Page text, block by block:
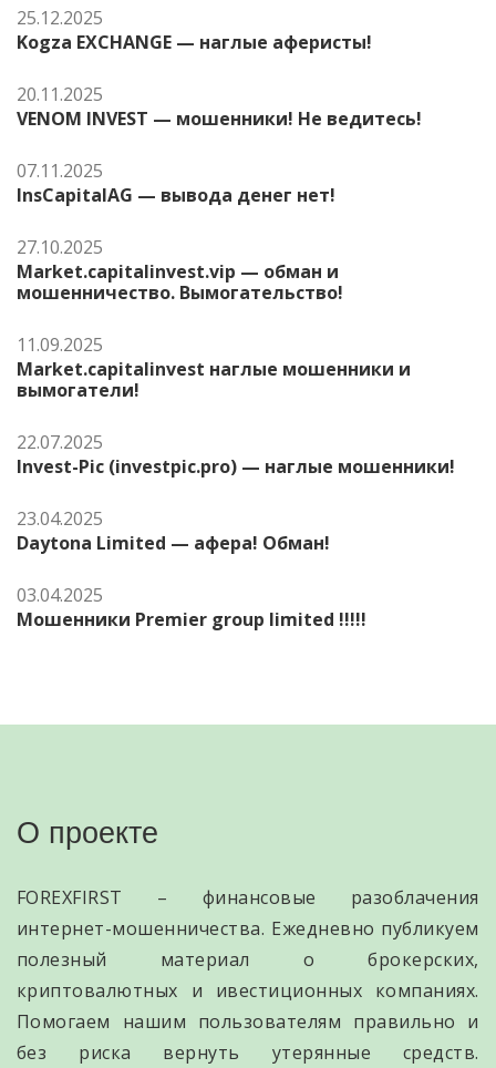
25.12.2025
Kogza EXCHANGE — наглые аферисты!
20.11.2025
VENOM INVEST — мошенники! Не ведитесь!
07.11.2025
InsCapitalAG — вывода денег нет!
27.10.2025
Market.capitalinvest.vip — обман и
мошенничество. Вымогательство!
11.09.2025
Market.capitalinvest наглые мошенники и
вымогатели!
22.07.2025
Invest-Pic (investpic.pro) — наглые мошенники!
23.04.2025
Daytona Limited — афера! Обман!
03.04.2025
Мошенники Premier group limited !!!!!
О проекте
FOREXFIRST – финансовые разоблачения
интернет-мошенничества. Ежедневно публикуем
полезный материал о брокерских,
криптовалютных и ивестиционных компаниях.
Помогаем нашим пользователям правильно и
без риска вернуть утерянные средств.